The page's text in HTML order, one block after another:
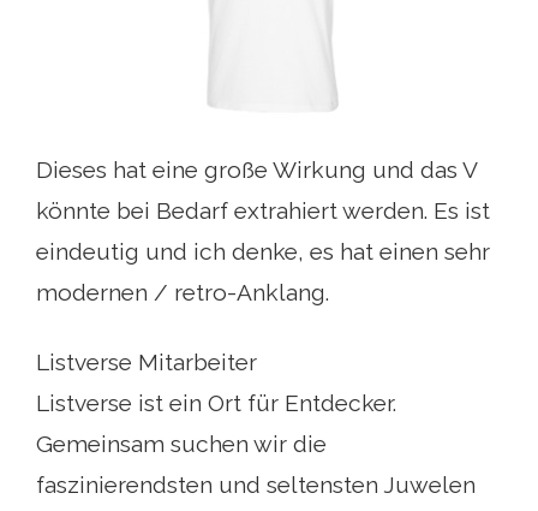
Dieses hat eine große Wirkung und das V
könnte bei Bedarf extrahiert werden. Es ist
eindeutig und ich denke, es hat einen sehr
modernen / retro-Anklang.
Listverse Mitarbeiter
Listverse ist ein Ort für Entdecker.
Gemeinsam suchen wir die
faszinierendsten und seltensten Juwelen